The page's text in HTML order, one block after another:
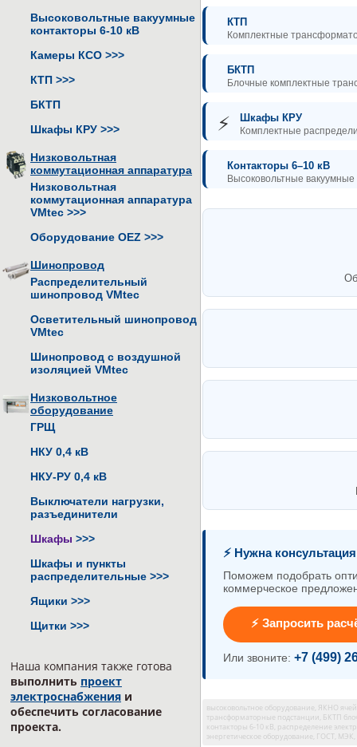
Высоковольтные вакуумные
контакторы 6-10 кВ
Камеры КСО >>>
КТП >>>
БКТП
Шкафы КРУ >>>
Низковольтная
коммутационная аппаратура
Низковольтная
коммутационная аппаратура
VMtec >>>
Оборудование OEZ >>>
Шинопровод
Распределительный
шинопровод VMtec
Осветительный шинопровод
VMtec
Шинопровод с воздушной
изоляцией VMtec
Низковольтное
оборудование
ГРЩ
НКУ 0,4 кВ
НКУ-РУ 0,4 кВ
Выключатели нагрузки,
разъединители
Шкафы >>>
Шкафы и пункты
распределительные >>>
Ящики >>>
Щитки >>>
Наша компания также готова
выполнить проект
электроснабжения и
обеспечить согласование
проекта.
КТП
Комплектные
БКТП
Блочные комплектные
⚡ Шкафы КРУ
Комплектные
Контакторы 6–10 кВ
Высоковольтные
⚡ Нужна
Поможем подобрать
коммерческое
⚡ Запросить
Или звоните: +7 (499)
высоковольтное оборудование, ЯКНО
трансформаторные подстанции, БКТП
контакторы 6-10 кВ, распределение
энергетическое оборудование, ГОСТ,